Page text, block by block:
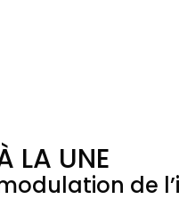
LA UNE
de